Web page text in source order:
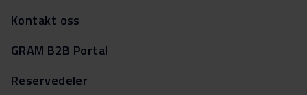
Kontakt oss
GRAM B2B Portal
Reservedeler